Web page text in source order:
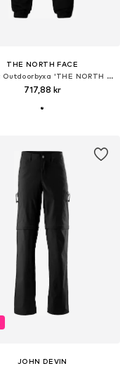
THE NORTH FACE
Regular Outdoorbyxa 'THE NORTH FACE M SD LT RG TP JOGGER PANTALONE'
717,88 kr
JOHN DEVIN